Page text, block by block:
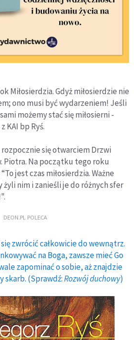
Miłosierdzia. Gdyż miłosierdzie nie
ono musi być wydarzeniem! Jeśli
możemy stać się miłosierni -
KAI bp Ryś.
się otwarciem Drzwi
Piotra. Na początku tego roku
jest czas miłosierdzia. Ważne
nim i zanieśli je do różnych sfer
DEON.PL POLECA
zwrócić całkowicie do wewnątrz.
na Boga, zawsze mieć Go
zapominać o sobie, aż znajdzie
skarb. (Sprawdź:Rozwój duchowy)